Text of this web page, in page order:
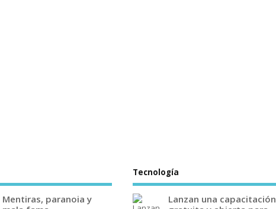
Mentiras, paranoia y
Tecnología
Lanzan una capacitación